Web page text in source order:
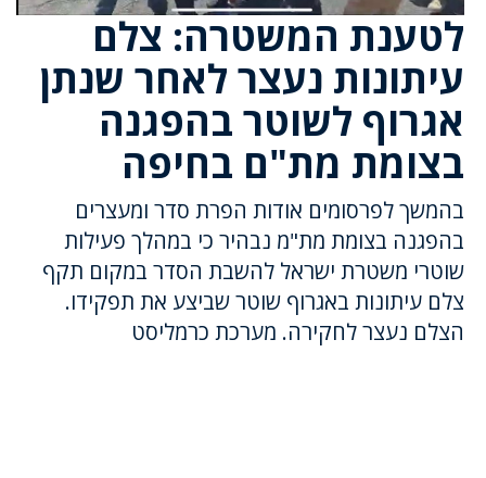
לטענת המשטרה: צלם
עיתונות נעצר לאחר שנתן
אגרוף לשוטר בהפגנה
בצומת מת"ם בחיפה
בהמשך לפרסומים אודות הפרת סדר ומעצרים
בהפגנה בצומת מת"מ נבהיר כי במהלך פעילות
שוטרי משטרת ישראל להשבת הסדר במקום תקף
צלם עיתונות באגרוף שוטר שביצע את תפקידו.
הצלם נעצר לחקירה. מערכת כרמליסט